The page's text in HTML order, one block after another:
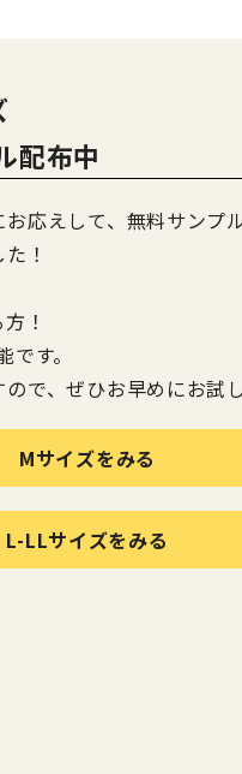
配布中
応えして、無料サンプ
！
！
す。
で、ぜひお早めにお試
Mサイズをみる
L-LLサイズをみる